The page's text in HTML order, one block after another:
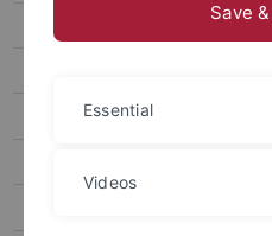
Ana Munte
Save
Essential
Videos